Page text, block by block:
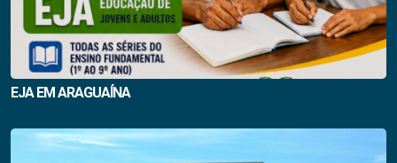
EJA EM ARAGUAÍNA